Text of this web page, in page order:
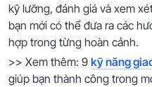
kỹ lưỡng, đánh giá và xem
bạn mới có thể đưa ra các
hợp trong từng hoàn cảnh.
>> Xem thêm: 9 kỹ năng
giúp bạn thành công trong